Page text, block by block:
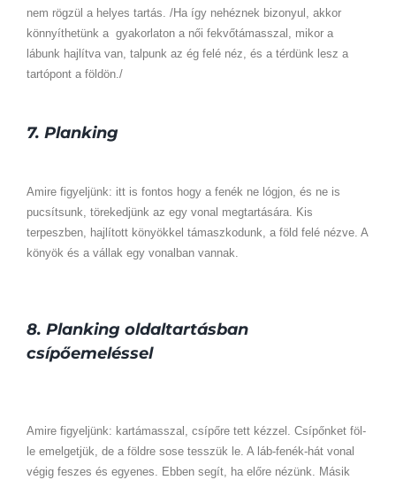
nem rögzül a helyes tartás. /Ha így nehéznek bizonyul, akkor
könnyíthetünk a gyakorlaton a női fekvőtámasszal, mikor a
lábunk hajlítva van, talpunk az ég felé néz, és a térdünk lesz a
tartópont a földön./
7. Planking
Amire figyeljünk: itt is fontos hogy a fenék ne lógjon, és ne is
pucsítsunk, törekedjünk az egy vonal megtartására. Kis
terpeszben, hajlított könyökkel támaszkodunk, a föld felé nézve. A
könyök és a vállak egy vonalban vannak.
8. Planking oldaltartásban
csípőemeléssel
Amire figyeljünk: kartámasszal, csípőre tett kézzel. Csípőnket föl-
le emelgetjük, de a földre sose tesszük le. A láb-fenék-hát vonal
végig feszes és egyenes. Ebben segít, ha előre nézünk. Másik